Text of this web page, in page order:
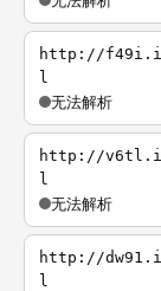
http://
l
无法解析
http://
l
无法解析
http://
l